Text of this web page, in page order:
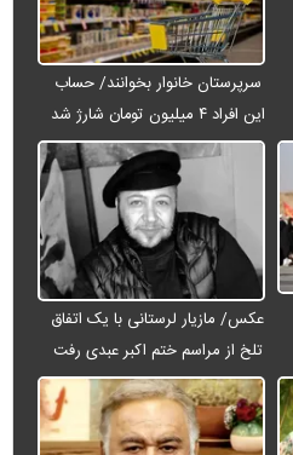
سرپرستان خانوار بخوانند/ حساب
این افراد ۴ میلیون تومان شارژ شد
عکس/ مازیار لرستانی با یک اتفاق
تلخ از مراسم ختم اکبر عبدی رفت